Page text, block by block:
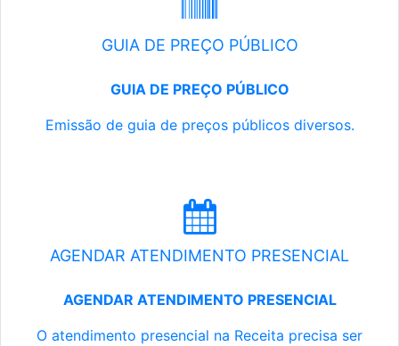
GUIA DE PREÇO PÚBLICO
GUIA DE PREÇO PÚBLICO
Emissão de guia de preços públicos diversos.
AGENDAR ATENDIMENTO PRESENCIAL
AGENDAR ATENDIMENTO PRESENCIAL
O atendimento presencial na Receita precisa ser